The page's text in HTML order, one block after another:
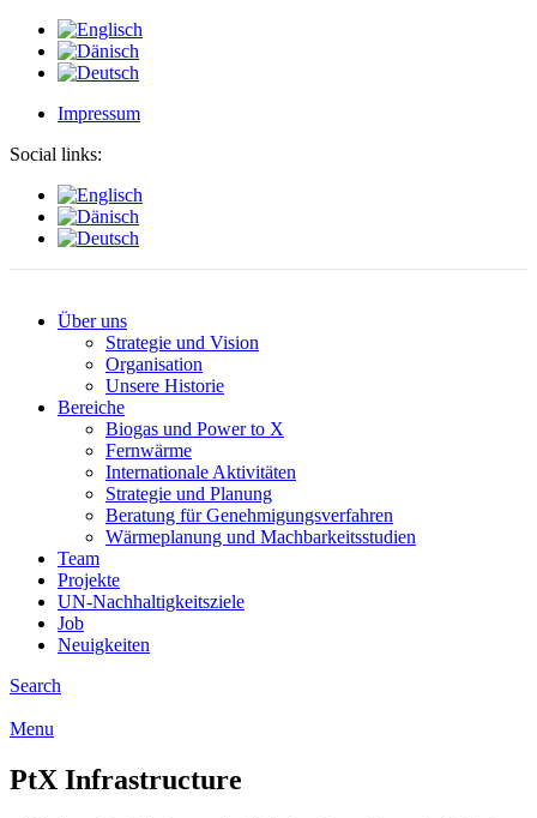
Impressum
Social links:
Über uns
Strategie und Vision
Organisation
Unsere Historie
Bereiche
Biogas und Power to X
Fernwärme
Internationale Aktivitäten
Strategie und Planung
Beratung für Genehmigungsverfahren
Wärmeplanung und Machbarkeitsstudien
Team
Projekte
UN-Nachhaltigkeitsziele
Job
Neuigkeiten
Search
Menu
PtX Infrastructure